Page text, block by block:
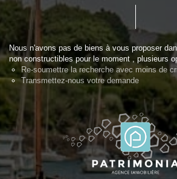
Nous n'avons pas de biens à vous proposer
non constructibles pour le moment , plusieurs
Re-soumettre la recherche avec moins de
Transmettez-nous votre demande